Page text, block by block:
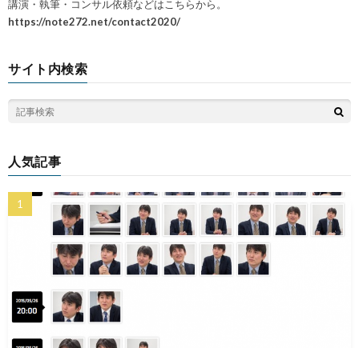
講演・執筆・コンサル依頼などはこちらから。
https://note272.net/contact2020/
サイト内検索
人気記事